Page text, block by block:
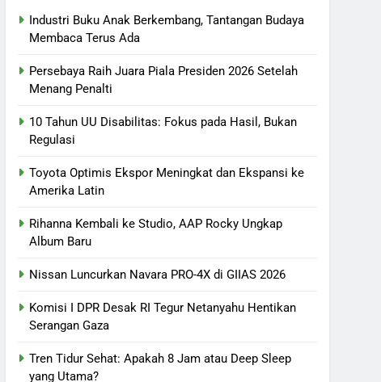
Industri Buku Anak Berkembang, Tantangan Budaya
Membaca Terus Ada
Persebaya Raih Juara Piala Presiden 2026 Setelah
Menang Penalti
10 Tahun UU Disabilitas: Fokus pada Hasil, Bukan
Regulasi
Toyota Optimis Ekspor Meningkat dan Ekspansi ke
Amerika Latin
Rihanna Kembali ke Studio, AAP Rocky Ungkap
Album Baru
Nissan Luncurkan Navara PRO-4X di GIIAS 2026
Komisi I DPR Desak RI Tegur Netanyahu Hentikan
Serangan Gaza
Tren Tidur Sehat: Apakah 8 Jam atau Deep Sleep
yang Utama?